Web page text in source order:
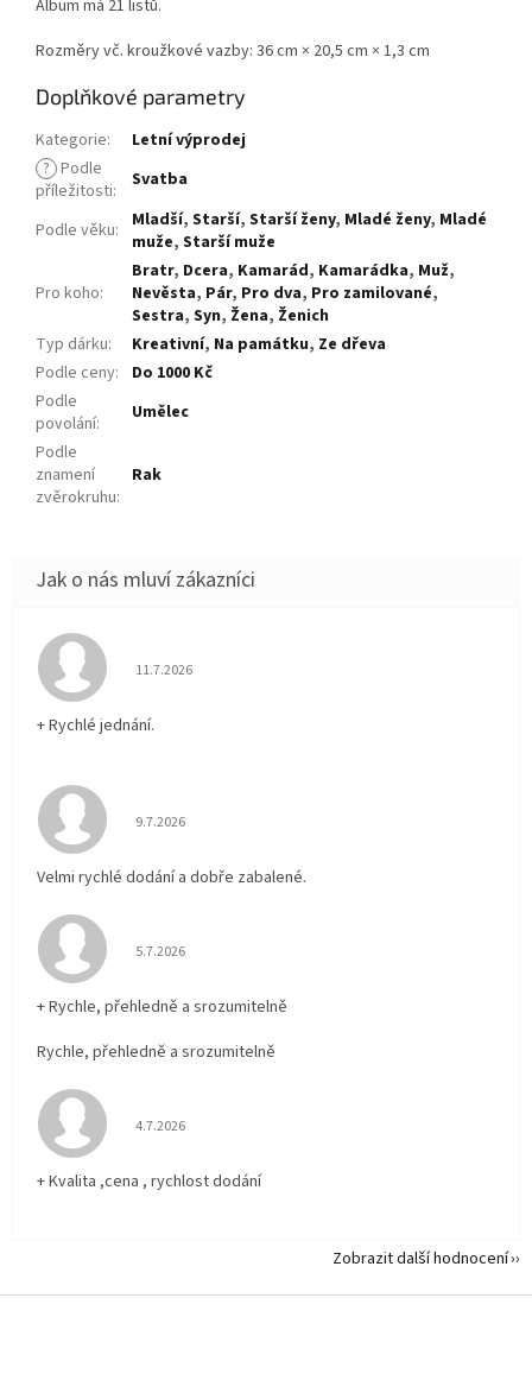
Album má 21 listů.
Rozměry vč. kroužkové vazby: 36 cm × 20,5 cm × 1,3 cm
Doplňkové parametry
Kategorie:
Letní výprodej
? Podle
příležitosti: Svatba
Podle věku: Mladší, Starší, Starší ženy, Mladé ženy, Mladé
muže, Starší muže
Pro koho:
Bratr, Dcera, Kamarád, Kamarádka, Muž,
Nevěsta, Pár, Pro dva, Pro zamilované,
Sestra, Syn, Žena, Ženich
Typ dárku: Kreativní, Na památku, Ze dřeva
Podle ceny:
Do 1000 Kč
Podle
povolání:
Umělec
Podle
znamení
zvěrokruhu:
Rak
Hodnocení obchodu je 5 z 5 hvězdiček.
11.7.2026
+ Rychlé jednání.
Hodnocení obchodu je 5 z 5 hvězdiček.
9.7.2026
Velmi rychlé dodání a dobře zabalené.
Hodnocení obchodu je 5 z 5 hvězdiček.
5.7.2026
+ Rychle, přehledně a srozumitelně
Rychle, přehledně a srozumitelně
Hodnocení obchodu je 5 z 5 hvězdiček.
4.7.2026
+ Kvalita ,cena , rychlost dodání
Zobrazit další hodnocení